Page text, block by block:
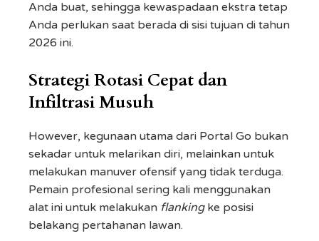
Anda buat, sehingga kewaspadaan ekstra tetap
Anda perlukan saat berada di sisi tujuan di tahun
2026 ini.
Strategi Rotasi Cepat dan
Infiltrasi Musuh
However, kegunaan utama dari Portal Go bukan
sekadar untuk melarikan diri, melainkan untuk
melakukan manuver ofensif yang tidak terduga.
Pemain profesional sering kali menggunakan
alat ini untuk melakukan flankingke posisi
belakang pertahanan lawan.